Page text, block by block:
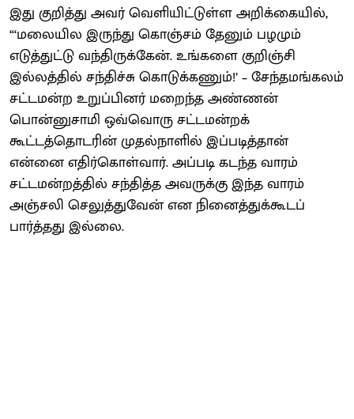
இது குறித்து அவர் வெளியிட்டுள்ள அறிக்கையில்,
“‘மலையில இருந்து கொஞ்சம் தேனும் பழமும்
எடுத்துட்டு வந்திருக்கேன். உங்களை குறிஞ்சி
இல்லத்தில் சந்திச்சு கொடுக்கணும்!’ – சேந்தமங்கலம்
சட்டமன்ற உறுப்பினர் மறைந்த அண்ணன்
பொன்னுசாமி ஒவ்வொரு சட்டமன்றக்
கூட்டத்தொடரின் முதல்நாளில் இப்படித்தான்
என்னை எதிர்கொள்வார். அப்படி கடந்த வாரம்
சட்டமன்றத்தில் சந்தித்த அவருக்கு இந்த வாரம்
அஞ்சலி செலுத்துவேன் என நினைத்துக்கூடப்
பார்த்தது இல்லை.